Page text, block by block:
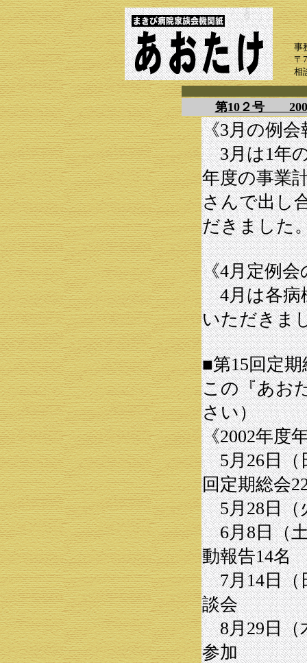
事
〒
相
第10２号
《3月の例会
3月は1年の
年度の事業
さんで出し
だきました
《4月定例会
4月は各病
いただきま
■第15回定
この『あお
さい）
《2002年度
5月26日（
回定期総会
5月28日（
6月8日（
動報告14名
7月14日（
談会
8月29日（
参加